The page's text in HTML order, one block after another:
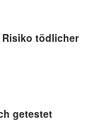
tödlicher
getestet